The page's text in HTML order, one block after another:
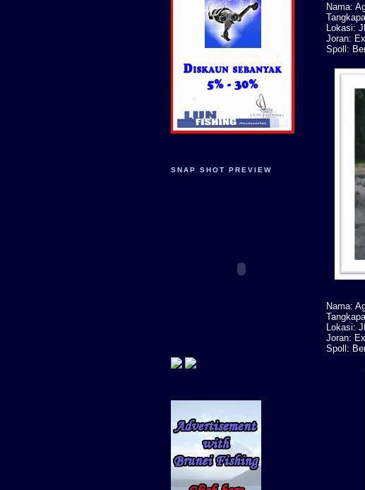
SNAP SHOT PREVIEW
Nama:
Lokasi:
Joran:
Spoll:
Nama:
Lokasi:
Joran:
Spoll: